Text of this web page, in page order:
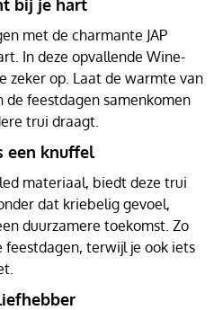
bij je hart
met de charmante JAP
In deze opvallende Wine-
zeker op. Laat de warmte van
feestdagen samenkomen
trui draagt.
een knuffel
materiaal, biedt deze trui
dat kriebelig gevoel,
duurzamere toekomst. Zo
feestdagen, terwijl je ook iets